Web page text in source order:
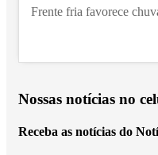
Frente fria favorece
Nossas notícias no
Receba as notícias do